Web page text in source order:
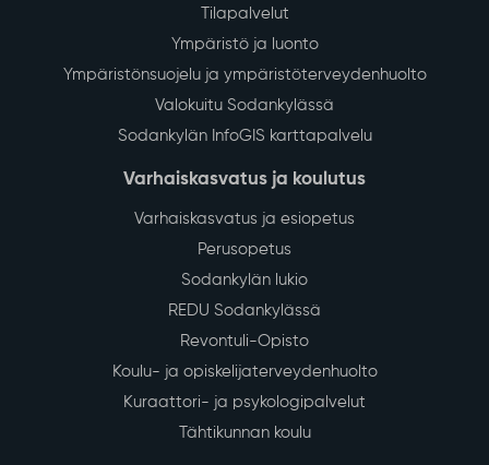
Tilapalvelut
Ympäristö ja luonto
Ympäristönsuojelu ja ympäristöterveydenhuolto
Valokuitu Sodankylässä
Sodankylän InfoGIS karttapalvelu
Varhaiskasvatus ja koulutus
Varhaiskasvatus ja esiopetus
Perusopetus
Sodankylän lukio
REDU Sodankylässä
Revontuli-Opisto
Koulu- ja opiskelijaterveydenhuolto
Kuraattori- ja psykologipalvelut
Tähtikunnan koulu